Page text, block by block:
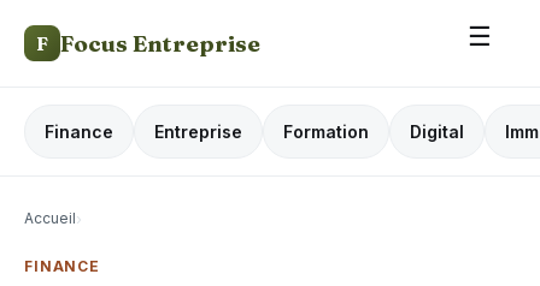
F Focus Entreprise ☰
Finance Entreprise Formation Digital
Accueil›
FINANCE